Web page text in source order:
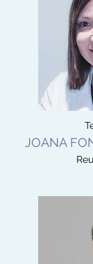
JOANA